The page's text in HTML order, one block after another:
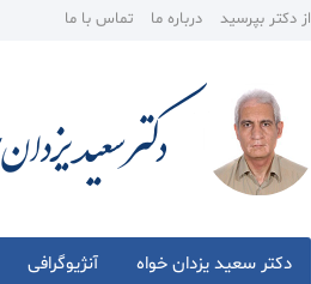
از دکتر بپرسید درباره ما تماس با ما
دکتر سعید یزدان خواه آنژیوگرافی